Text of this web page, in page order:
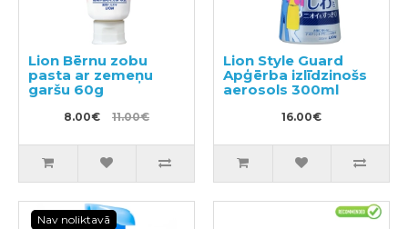
Lion Bērnu zobu
pasta ar zemeņu
garšu 60g
8.00€ 11.00€
Lion Style Guard
Apģērba izlīdzinošs
aerosols 300ml
16.00€
Nav noliktavā